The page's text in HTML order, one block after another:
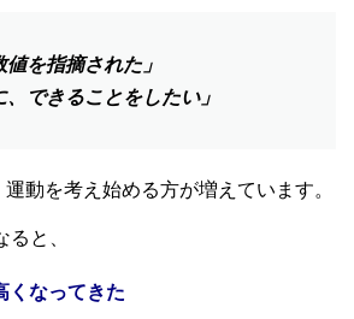
値を指摘された」
、できることをしたい」
動を考え始める方が増えています。
と、
くなってきた